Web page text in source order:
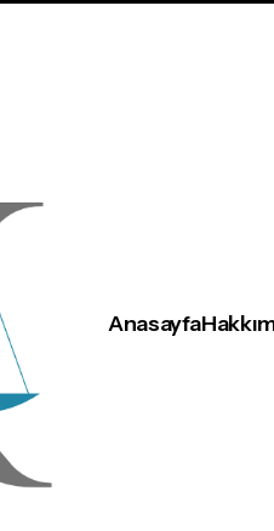
Anasayfa